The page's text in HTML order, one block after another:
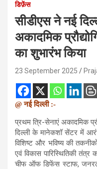
डिफ़ेंस
सीडीएस ने नई
अकादमिक
का शुभारंभ किया
23 September 2025
@ नई दिल्ली :-
प्रथम त्रि-सेनाएं अकादमिक
दिल्ली के मानेकशॉ सेंटर में
विशिष्ट और भविष्य की
एवं विकास पारिस्थितिकी
चीफ ऑफ डिफेंस स्टाफ, जनरल